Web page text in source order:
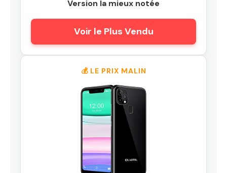
Version la mieux notée
Voir le Plus Vendu
💰 LE PRIX MALIN